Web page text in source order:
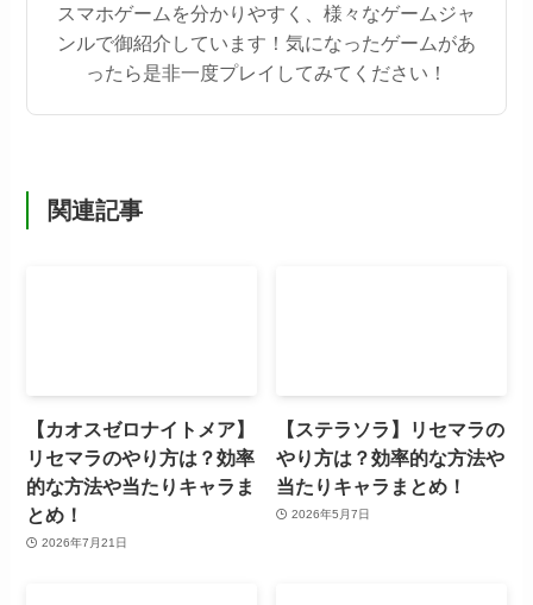
スマホゲームを分かりやすく、様々なゲームジャ
ンルで御紹介しています！気になったゲームがあ
ったら是非一度プレイしてみてください！
関連記事
【カオスゼロナイトメア】
リセマラのやり方は？効率
的な方法や当たりキャラま
とめ！
2026年7月21日
【ステラソラ】リセマラの
やり方は？効率的な方法や
当たりキャラまとめ！
2026年5月7日